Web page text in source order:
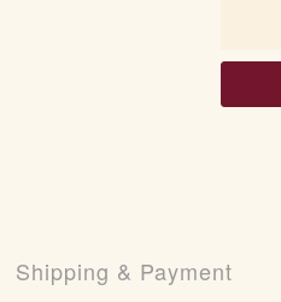
Shipping & Payment